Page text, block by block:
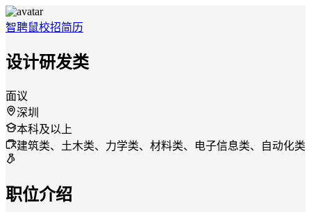
智聘鼠校招简历
设计研发类
面议
深圳
本科及以上
建筑类、土木类、力学类、材料类、电子信息类、自动化类
职位介绍